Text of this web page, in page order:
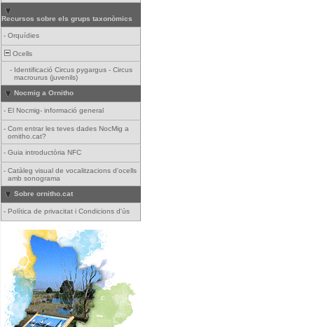
Recursos sobre els grups taxonòmics
- Orquídies
Ocells
- Identificació Circus pygargus - Circus
macrourus (juvenils)
Nocmig a Ornitho
- El Nocmig- informació general
- Com entrar les teves dades NocMig a
ornitho.cat?
- Guia introductòria NFC
- Catàleg visual de vocalitzacions d'ocells
amb sonograma
Sobre ornitho.cat
- Política de privacitat i Condicions d'ús